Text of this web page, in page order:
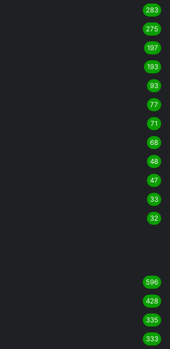
283
275
197
193
93
77
71
68
48
47
33
32
596
428
335
333